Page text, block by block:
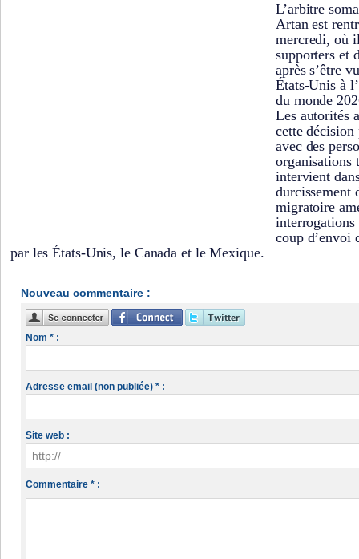
L’arbitre
Artan est
mercredi, où
supporters et
après s’être
États-Unis à
du monde
Les autorités
cette décision
avec des
organisations
intervient
durcissement
migratoire
interrogations
coup d’envoi
par les États-Unis, le Canada et le Mexique.
Nouveau commentaire :
Nom * :
Adresse email (non publiée) * :
Site web :
Commentaire * :